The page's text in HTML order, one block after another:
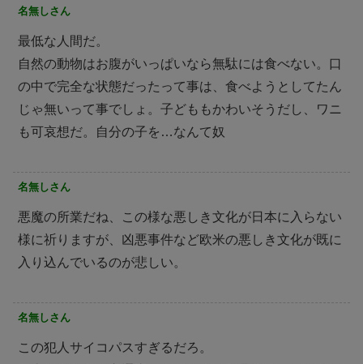
名無しさん
最低な人間だ。
自然の動物はお腹がいっぱいなら無駄には食べない。口
の中で完全な状態だったって事は、食べようとしてたん
じゃ無いって事でしょ。子どももかわいそうだし、ワニ
も可哀想だ。自分の子を…なんて奴
名無しさん
悪魔の所業だね、この様な悪しき文化が日本に入らない
様に祈りますが、凶悪事件など欧米の悪しき文化が既に
入り込んでいるのが悲しい。
名無しさん
この犯人サイコパスすぎるだろ。